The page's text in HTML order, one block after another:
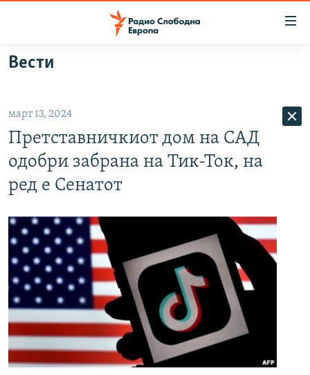
Оди
на
главната
навигација
Премини
на
ВИЗУЕЛНО
ВЕСТИ
ШТО ТРЕБА ДА ЗНАЕТЕ
ПРИЈАВИ СЕ ЗА ЊУЗЛЕТЕР
ПОДКАСТ ЗОШТО?
СЛЕДЕТЕ НЕ
РСЕ веб страници
Вести
март 13, 2024
Претставничкиот дом на САД
одобри забрана на Тик-Ток, на
ред е Сенатот